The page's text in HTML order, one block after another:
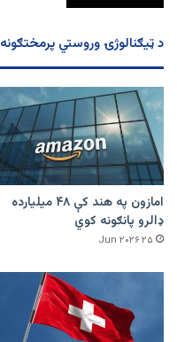
د ټیګنالوژۍ وروستي پرمختګونه
امازون په هند کې ۴۸ میلیارده
ډالرو پانګونه کوي
۲۵ Jun ۲۰۲۶